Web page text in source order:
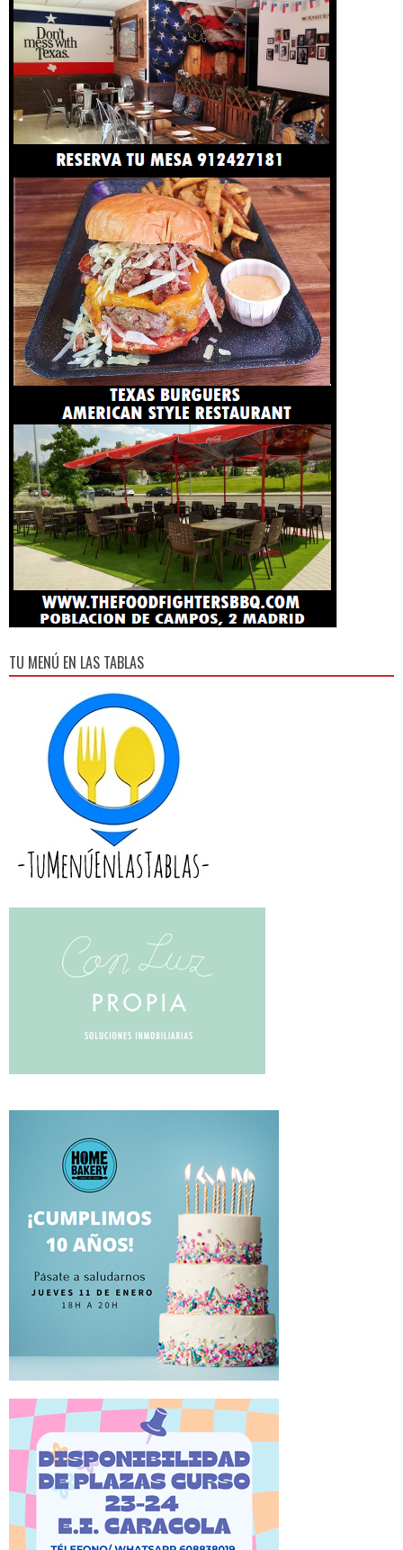
TU MENÚ EN LAS TABLAS